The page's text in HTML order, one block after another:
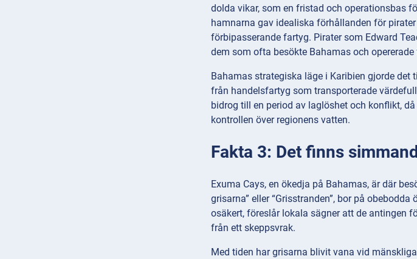
dolda vikar, som en fristad och operationsbas
hamnarna gav idealiska förhållanden för
förbipasserande fartyg. Pirater som Edward
dem som ofta besökte Bahamas och
Bahamas strategiska läge i Karibien gjorde
från handelsfartyg som transporterade
bidrog till en period av laglöshet och konflikt,
kontrollen över regionens vatten.
Fakta 3: Det finns
Exuma Cays, en ökedja på Bahamas, är där
grisarna” eller “Grisstranden”, bor på
osäkert, föreslår lokala sägner att de antingen
från ett skeppsvrak.
Med tiden har grisarna blivit vana vid